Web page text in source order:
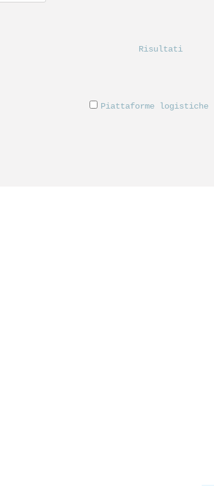
Risultati
Piattaforme logistiche